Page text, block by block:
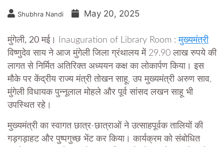
Shubhra Nandi May 20, 2025
मुंगेली, 20 मई। Inauguration of Library Room :मुख्यमंत्री
विष्णुदेव साय ने आज मुंगेली जिला ग्रंथालय में 29.90 लाख रुपये की
लागत से निर्मित अतिरिक्त अध्ययन कक्ष का लोकार्पण किया। इस
मौके पर केंद्रीय राज्य मंत्री तोखन साहू, उप मुख्यमंत्री अरुण साव,
मुंगेली विधायक पुन्नूलाल मोहले और पूर्व सांसद लखन साहू भी
उपस्थित रहे।
मुख्यमंत्री का स्वागत छात्र-छात्राओं ने उत्साहपूर्वक तालियों की
गड़गड़ाहट और पुष्पगुच्छ भेंट कर किया। कार्यक्रम को संबोधित